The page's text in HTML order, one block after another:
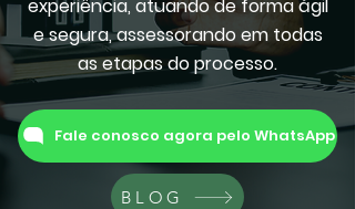
experiência, atuando de forma ágil
e segura, assessorando em todas
as etapas do processo.
Fale conosco agora pelo WhatsApp
BLOG